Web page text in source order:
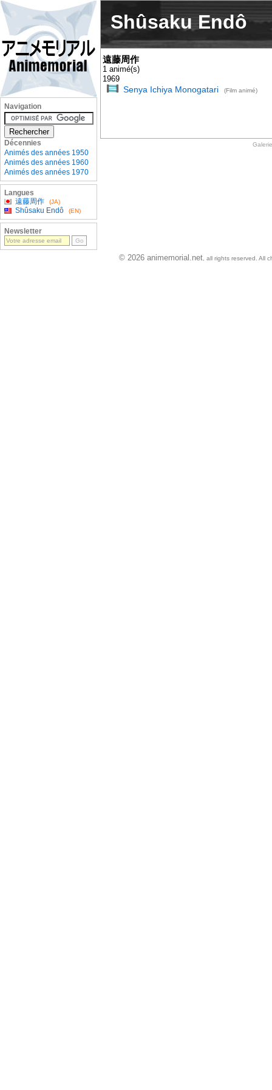
Shûsaku Endô
遠藤周作
1 animé(s)
1969
Senya Ichiya Monogatari (Film animé)
Galerie
Navigation
Décennies
Animés des années 1950
Animés des années 1960
Animés des années 1970
Langues
遠藤周作
(JA)
Shûsaku Endô (EN)
Newsletter
© 2026 animemorial.net , all rights reserved. All